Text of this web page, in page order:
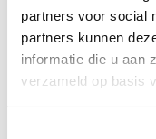
partners voor social
partners kunnen
informatie die u aan
verzameld op basis
Kapbeugels
1 x = 1